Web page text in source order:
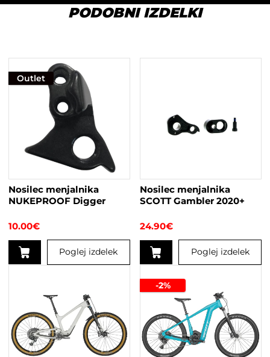
PODOBNI IZDELKI
Outlet
Nosilec menjalnika
NUKEPROOF Digger
10.00€
Poglej izdelek
Nosilec menjalnika
SCOTT Gambler 2020+
24.90€
Poglej izdelek
-2%